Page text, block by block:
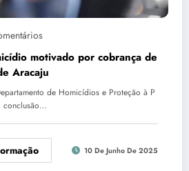
motivado por cobrança de
Aracaju
de Homicídios e Proteção à P
conclusão…
10 De Junho De 2025